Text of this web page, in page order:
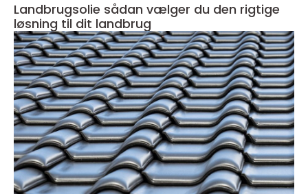
Landbrugsolie sådan vælger du den rigtige
løsning til dit landbrug